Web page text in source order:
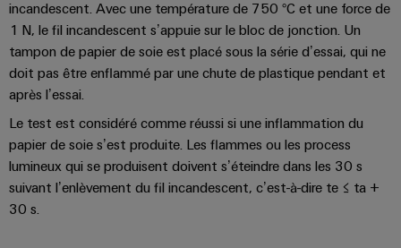
pour
les
appareils
Stockage
d'énergie
Solutions
et
produits
pour
systèmes
et
solutions
Automatisation
décentralisée
Solutions
de
gestion
Interfaces
d'accès
Boîtiers
de
distribution
Marshalling
Solutions
technique
PSIRT
Données
techniques
Catalogues
produits
techniques
Actualité
Presse
Contact
Presse
Nos
partenaires
incandescent. Avec une température de 750 °C et une force de
1 N, le fil incandescent s’appuie sur le bloc de jonction. Un
tampon de papier de soie est placé sous la série d’essai, qui ne
doit pas être enflammé par une chute de plastique pendant et
après l’essai.
Le test est considéré comme réussi si une inflammation du
papier de soie s’est produite. Les flammes ou les process
lumineux qui se produisent doivent s’éteindre dans les 30 s
suivant l’enlèvement du fil incandescent, c’est-à-dire te ≤ ta +
30 s.